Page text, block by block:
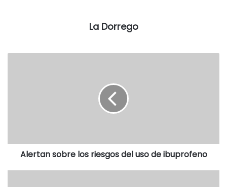
La Dorrego
Alertan sobre los riesgos del uso de ibuprofeno